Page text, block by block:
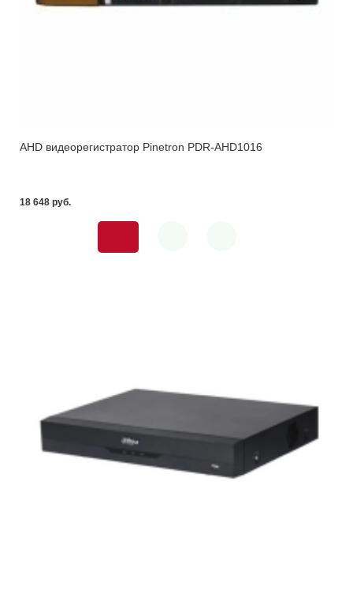
AHD видеорегистратор Pinetron PDR-AHD1016
18 648 pуб.